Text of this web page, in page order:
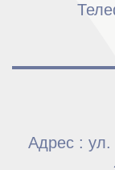
Адрес :